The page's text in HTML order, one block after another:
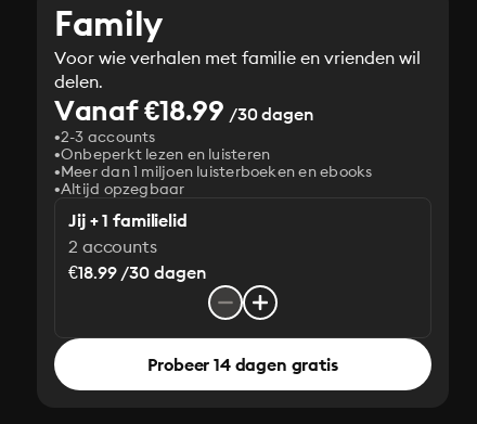
Family
Voor wie verhalen met familie en vrienden wil
delen.
Vanaf €18.99 /30 dagen
2-3 accounts
Onbeperkt lezen en luisteren
Meer dan 1 miljoen luisterboeken en ebooks
Altijd opzegbaar
Jij + 1 familielid
2 accounts
€18.99 /30 dagen
Probeer 14 dagen gratis